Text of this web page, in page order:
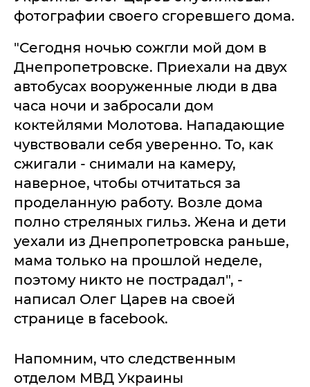
фотографии своего сгоревшего дома.
"Сегодня ночью сожгли мой дом в
Днепропетровске. Приехали на двух
автобусах вооруженные люди в два
часа ночи и забросали дом
коктейлями Молотова. Нападающие
чувствовали себя уверенно. То, как
сжигали - снимали на камеру,
наверное, чтобы отчитаться за
проделанную работу. Возле дома
полно стреляных гильз. Жена и дети
уехали из Днепропетровска раньше,
мама только на прошлой неделе,
поэтому никто не пострадал", -
написал Олег Царев на своей
странице в facebook.
Напомним, что следственным
отделом МВД Украины